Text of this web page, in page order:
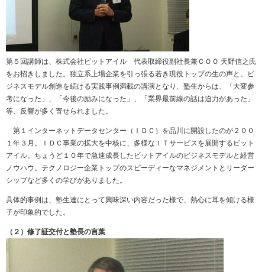
第５回講師は、株式会社ビットアイル 代表取締役副社長兼ＣＯＯ 天野信之氏
をお招きしました。独立系上場企業を引っ張る若き現役トップの生の声と、ビ
ジネスモデル創造を続ける実践事例満載の講演となり、塾生からは、「大変参
考になった」、「今後の励みになった」、「業界最前線の話は迫力があった」
等、反響が多く寄せられました。
第１インターネットデータセンター（ＩＤＣ）を品川に開設したのが２００
１年３月。ＩＤＣ事業の拡大を中核に、多様なＩＴサービスを展開するビット
アイル。ちょうど１０年で急速成長したビットアイルのビジネスモデルと経営
ノウハウ。テクノロジー企業トップのスピーディーなマネジメントとリーダー
シップなど多くの学びがありました。
具体的事例は、塾生達にとって興味深い内容だった様で、熱心に耳を傾ける様
子が印象的でした。
（２）修了証交付と塾長の言葉